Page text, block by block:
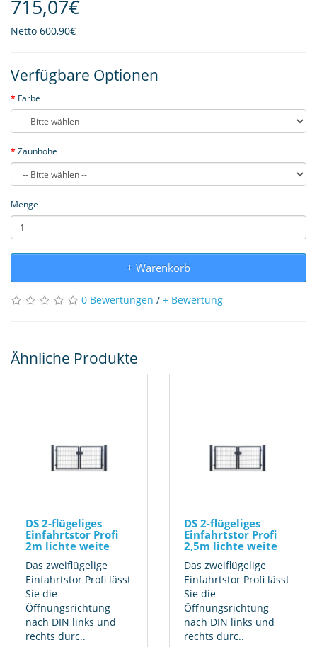
715,07€
Netto 600,90€
Verfügbare Optionen
Farbe
Zaunhöhe
Menge
+ Warenkorb
0 Bewertungen / + Bewertung
Ähnliche Produkte
DS 2-flügeliges
Einfahrtstor Profi
2m lichte weite
Das zweiflügelige
Einfahrtstor Profi lässt
Sie die
Öffnungsrichtung
nach DIN links und
rechts durc..
DS 2-flügeliges
Einfahrtstor Profi
2,5m lichte weite
Das zweiflügelige
Einfahrtstor Profi lässt
Sie die
Öffnungsrichtung
nach DIN links und
rechts durc..